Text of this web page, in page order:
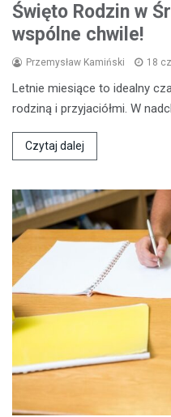
Święto Rodzin w
wspólne chwile!
Przemysław Kamiński 18
Letnie miesiące to idealny
rodziną i przyjaciółmi. W
Czytaj dalej